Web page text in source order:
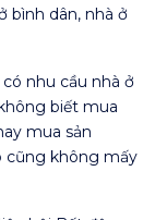
bình dân, nhà ở
nhu cầu nhà ở
biết mua
mua sản
cũng không mấy